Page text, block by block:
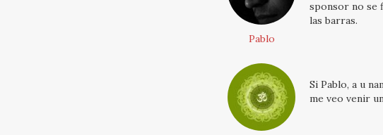
Pablo
sponsor no se
las barras.
Si Pablo, a u
me veo venir